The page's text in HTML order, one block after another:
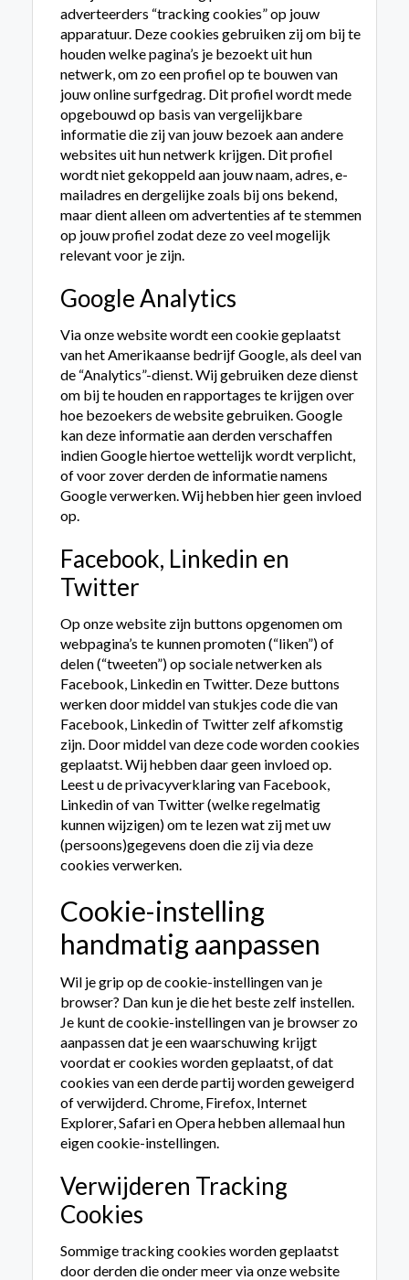
adverteerders “tracking cookies” op jouw
apparatuur. Deze cookies gebruiken zij om bij te
houden welke pagina’s je bezoekt uit hun
netwerk, om zo een profiel op te bouwen van
jouw online surfgedrag. Dit profiel wordt mede
opgebouwd op basis van vergelijkbare
informatie die zij van jouw bezoek aan andere
websites uit hun netwerk krijgen. Dit profiel
wordt niet gekoppeld aan jouw naam, adres, e-
mailadres en dergelijke zoals bij ons bekend,
maar dient alleen om advertenties af te stemmen
op jouw profiel zodat deze zo veel mogelijk
relevant voor je zijn.
Google Analytics
Via onze website wordt een cookie geplaatst
van het Amerikaanse bedrijf Google, als deel van
de “Analytics”-dienst. Wij gebruiken deze dienst
om bij te houden en rapportages te krijgen over
hoe bezoekers de website gebruiken. Google
kan deze informatie aan derden verschaffen
indien Google hiertoe wettelijk wordt verplicht,
of voor zover derden de informatie namens
Google verwerken. Wij hebben hier geen invloed
op.
Facebook, Linkedin en
Twitter
Op onze website zijn buttons opgenomen om
webpagina’s te kunnen promoten (“liken”) of
delen (“tweeten”) op sociale netwerken als
Facebook, Linkedin en Twitter. Deze buttons
werken door middel van stukjes code die van
Facebook, Linkedin of Twitter zelf afkomstig
zijn. Door middel van deze code worden cookies
geplaatst. Wij hebben daar geen invloed op.
Leest u de privacyverklaring van Facebook,
Linkedin of van Twitter (welke regelmatig
kunnen wijzigen) om te lezen wat zij met uw
(persoons)gegevens doen die zij via deze
cookies verwerken.
Cookie-instelling
handmatig aanpassen
Wil je grip op de cookie-instellingen van je
browser? Dan kun je die het beste zelf instellen.
Je kunt de cookie-instellingen van je browser zo
aanpassen dat je een waarschuwing krijgt
voordat er cookies worden geplaatst, of dat
cookies van een derde partij worden geweigerd
of verwijderd. Chrome, Firefox, Internet
Explorer, Safari en Opera hebben allemaal hun
eigen cookie-instellingen.
Verwijderen Tracking
Cookies
Sommige tracking cookies worden geplaatst
door derden die onder meer via onze website